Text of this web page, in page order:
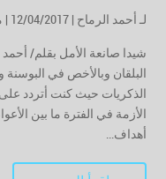
لـ أحمد الرماح
شيدا صانعة الأمل بقلم/
البلقان وبالأخص في البوسنة
الذكريات حيث كنت أتردد على
أهداف...